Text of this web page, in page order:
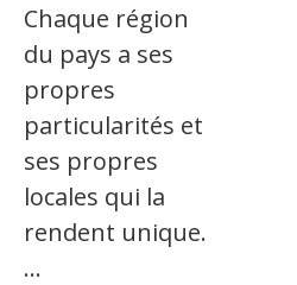
Chaque région
du pays a ses
propres
particularités et
ses propres
locales qui la
rendent unique.
…